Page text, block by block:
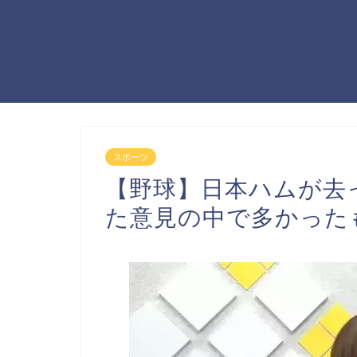
スポーツ
【野球】日本ハムが
た意見の中で多かっ